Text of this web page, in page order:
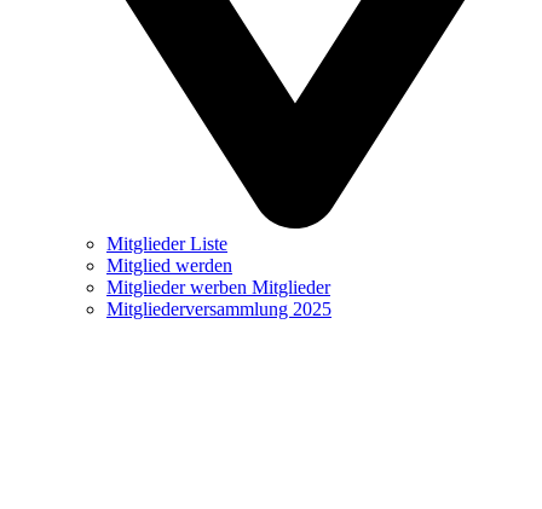
Mitglieder Liste
Mitglied werden
Mitglieder werben Mitglieder
Mitgliederversammlung 2025